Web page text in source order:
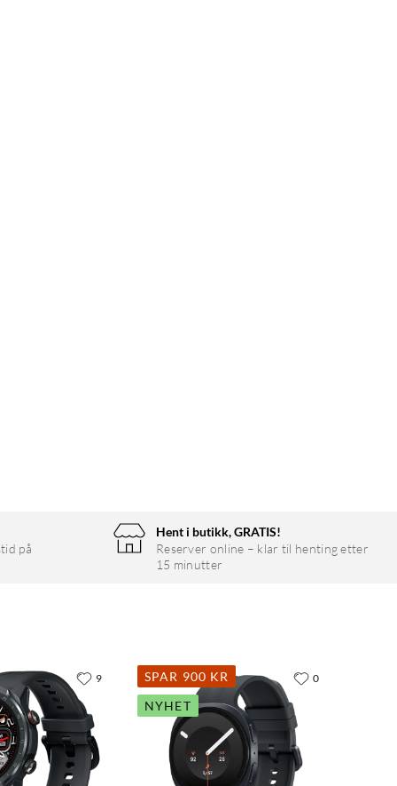
på
Hent i butikk, GRATIS!
Reserver online – klar til henting etter
15 minutter
9
SPAR 900 KR
NYHET
0